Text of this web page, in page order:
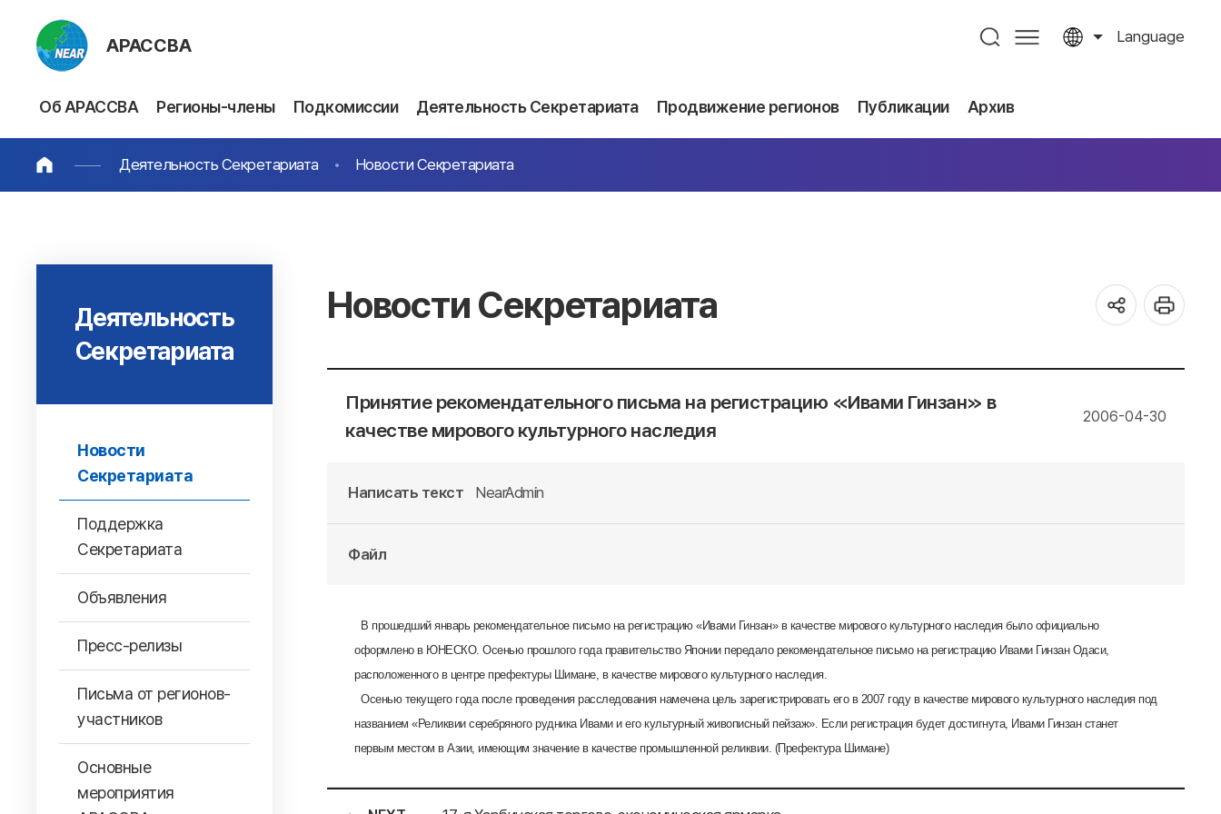
АРАССВА Language
Об АРАССВА Регионы-члены Подкомиссии Деятельность Секретариата Продвижение регионов Публикации Архив
Деятельность Секретариата Новости Секретариата
Деятельность
Секретариата
Новости
Секретариата
Поддержка
Секретариата
Объявления
Пресс-релизы
Письма от регионов-
участников
Основные
мероприятия
Новости Секретариата
Принятие рекомендательного письма на регистрацию ≪Ивами Гинзан≫ в
качестве мирового культурного наследия
2006-04-30
Написать текст NearAdmin
Файл
В прошедший январь рекомендательное письмо на регистрацию «Ивами Гинзан» в качестве мирового культурного наследия было официально
оформлено в ЮНЕСКО. Осенью прошлого года правительство Японии передало рекомендательное письмо на регистрацию Ивами Гинзан Одаси,
расположенного в центре префектуры Шимане, в качестве мирового культурного наследия.
Осенью текущего года после проведения расследования намечена цель зарегистрировать его в 2007 году в качестве мирового культурного наследия под
названием «Реликвии серебряного рудника Ивами и его культурный живописный пейзаж». Если регистрация будет достигнута, Ивами Гинзан станет
первым местом в Азии, имеющим значение в качестве промышленной реликвии. (Префектура Шимане)